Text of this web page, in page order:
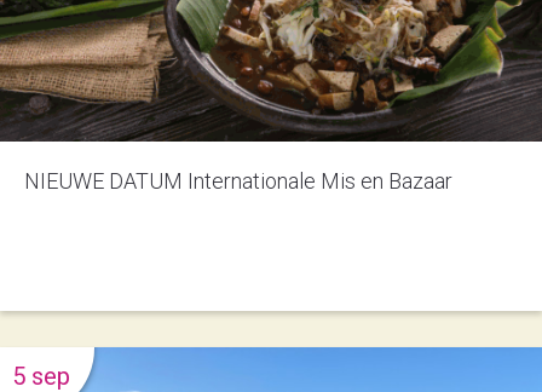
NIEUWE DATUM Internationale Mis en Bazaar
5 sep